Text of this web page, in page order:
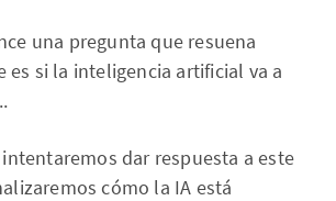
una pregunta que resuena
es si la inteligencia artificial va a
dar respuesta a este
cómo la IA está